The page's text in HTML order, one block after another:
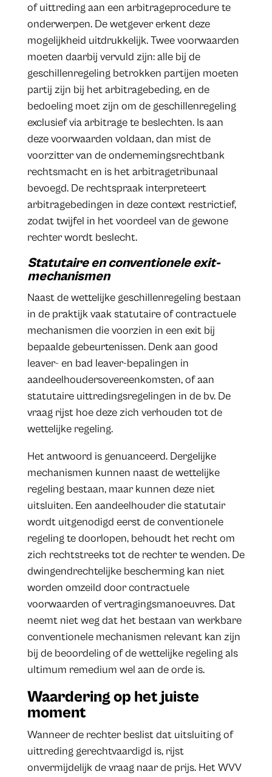
of uittreding aan een arbitrageprocedure te
onderwerpen. De wetgever erkent deze
mogelijkheid uitdrukkelijk. Twee voorwaarden
moeten daarbij vervuld zijn: alle bij de
geschillenregeling betrokken partijen moeten
partij zijn bij het arbitragebeding, en de
bedoeling moet zijn om de geschillenregeling
exclusief via arbitrage te beslechten. Is aan
deze voorwaarden voldaan, dan mist de
voorzitter van de ondernemingsrechtbank
rechtsmacht en is het arbitragetribunaal
bevoegd. De rechtspraak interpreteert
arbitragebedingen in deze context restrictief,
zodat twijfel in het voordeel van de gewone
rechter wordt beslecht.
Statutaire en conventionele exit-
mechanismen
Naast de wettelijke geschillenregeling bestaan
in de praktijk vaak statutaire of contractuele
mechanismen die voorzien in een exit bij
bepaalde gebeurtenissen. Denk aan good
leaver- en bad leaver-bepalingen in
aandeelhoudersovereenkomsten, of aan
statutaire uittredingsregelingen in de bv. De
vraag rijst hoe deze zich verhouden tot de
wettelijke regeling.
Het antwoord is genuanceerd. Dergelijke
mechanismen kunnen naast de wettelijke
regeling bestaan, maar kunnen deze niet
uitsluiten. Een aandeelhouder die statutair
wordt uitgenodigd eerst de conventionele
regeling te doorlopen, behoudt het recht om
zich rechtstreeks tot de rechter te wenden. De
dwingendrechtelijke bescherming kan niet
worden omzeild door contractuele
voorwaarden of vertragingsmanoeuvres. Dat
neemt niet weg dat het bestaan van werkbare
conventionele mechanismen relevant kan zijn
bij de beoordeling of de wettelijke regeling als
ultimum remedium wel aan de orde is.
Waardering op het juiste
moment
Wanneer de rechter beslist dat uitsluiting of
uittreding gerechtvaardigd is, rijst
onvermijdelijk de vraag naar de prijs. Het WVV